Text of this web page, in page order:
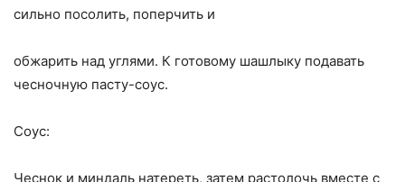
сильно посолить, поперчить и
обжарить над углями. К готовому шашлыку подавать
чесночную пасту-соус.
Соус:
Чеснок и миндаль натереть, затем растолочь вместе с